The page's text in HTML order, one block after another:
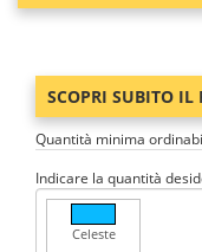
SCOPRI SUBITO IL
Quantità minima
Indicare la quantità
Celeste